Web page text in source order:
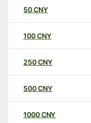
50CNY
100CNY
250CNY
500CNY
1000CNY